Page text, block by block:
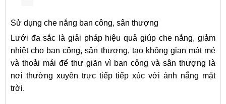
Sử dụng che nắng ban công, sân thượng
Lưới đa sắc là giải pháp hiệu quả giúp che nắng, giảm
nhiệt cho ban công, sân thượng, tạo không gian mát mẻ
và thoải mái để thư giãn vì ban công và sân thượng là
nơi thường xuyên trực tiếp tiếp xúc với ánh nắng mặt
trời.